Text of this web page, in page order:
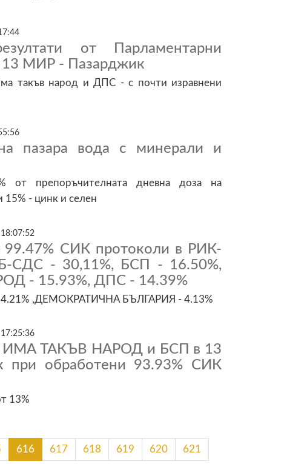
от Парламентарни
13 МИР - Пазарджик
такъв народ и ДПС - с почти изравнени
пазара вода с минерали и
от препоръчителната дневна доза на
15% - цинк и селен
99.47% СИК протоколи в РИК-
СДС - 30,11%, БСП - 16.50%,
- 15.93%, ДПС - 14.39%
4.21% ,ДЕМОКРАТИЧНА БЪЛГАРИЯ - 4.13%
ИМА ТАКЪВ НАРОД и БСП в 13
при обработени 93.93% СИК
13%
616 617 618 619 620 621